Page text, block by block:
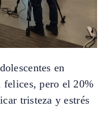
en
felices, pero el 20%
tristeza y estrés